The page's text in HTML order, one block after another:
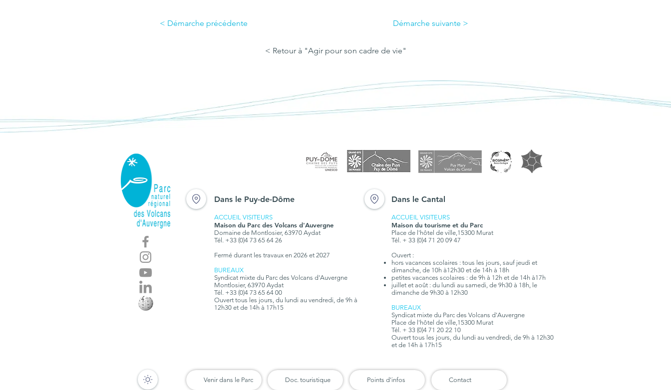
< Démarche précédente Démarche suivante >
< Retour à "Agir pour son cadre de vie"
Dans le Puy-de-Dôme
ACCUEIL VISITEURS
Maison du Parc des Volcans d'Auvergne
Domaine de Montlosier, 63970 Aydat
Tél. +33 (0)4 73 65 64 26
Fermé durant les travaux en 2026 et 2027
BUREAUX
Syndicat mixte du Parc des Volcans d'Auvergne
Montlosier, 63970 Aydat
Tél. +33 (0)4 73 65 64 00
Ouvert tous les jours, du lundi au vendredi, de 9h à
12h30 et de 14h à 17h15
Dans le Cantal
ACCUEIL VISITEURS
Maison du tourisme et du Parc
Place de l'hôtel de ville,15300 Murat
Tél. + 33 (0)4 71 20 09 47
Ouvert :
hors vacances scolaires : tous les jours, sauf jeudi et
dimanche, de 10h à12h30 et de 14h à 18h
petites vacances scolaires : de 9h à 12h et de 14h à17h
juillet et août : du lundi au samedi, de 9h30 à 18h, le
dimanche de 9h30 à 12h30
BUREAUX
Syndicat mixte du Parc des Volcans d'Auvergne
Place de l'hôtel de ville,15300 Murat
Tél. + 33 (0)4 71 20 22 10
Ouvert tous les jours, du lundi au vendredi, de 9h à 12h30
et de 14h à 17h15
Venir dans le Parc Doc. touristique Points d'infos Contact